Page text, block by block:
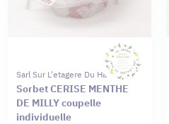
Sarl Sur L'etagere Du Haut
Sorbet CERISE MENTHE
DE MILLY coupelle
individuelle